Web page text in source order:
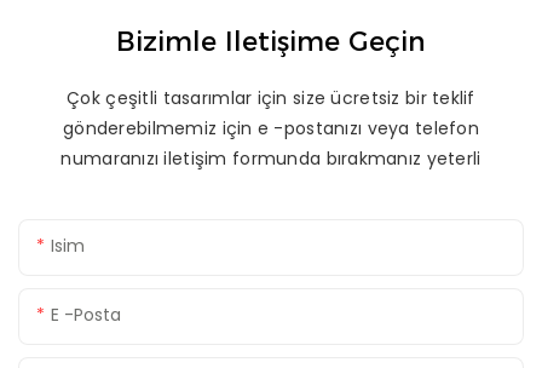
Bizimle Iletişime Geçin
Çok çeşitli tasarımlar için size ücretsiz bir teklif
gönderebilmemiz için e -postanızı veya telefon
numaranızı iletişim formunda bırakmanız yeterli
Isim
E -posta